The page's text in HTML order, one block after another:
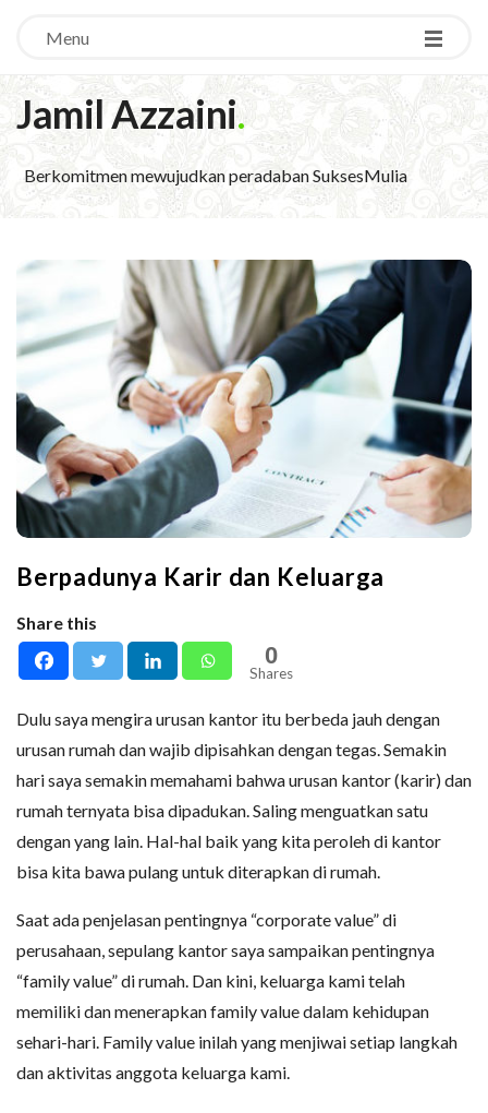
Menu
Jamil Azzaini.
Berkomitmen mewujudkan peradaban SuksesMulia
Berpadunya Karir dan Keluarga
Share this
0
Shares
Dulu saya mengira urusan kantor itu berbeda jauh dengan
urusan rumah dan wajib dipisahkan dengan tegas. Semakin
hari saya semakin memahami bahwa urusan kantor (karir) dan
rumah ternyata bisa dipadukan. Saling menguatkan satu
dengan yang lain. Hal-hal baik yang kita peroleh di kantor
bisa kita bawa pulang untuk diterapkan di rumah.
Saat ada penjelasan pentingnya “corporate value” di
perusahaan, sepulang kantor saya sampaikan pentingnya
“family value” di rumah. Dan kini, keluarga kami telah
memiliki dan menerapkan family value dalam kehidupan
sehari-hari. Family value inilah yang menjiwai setiap langkah
dan aktivitas anggota keluarga kami.